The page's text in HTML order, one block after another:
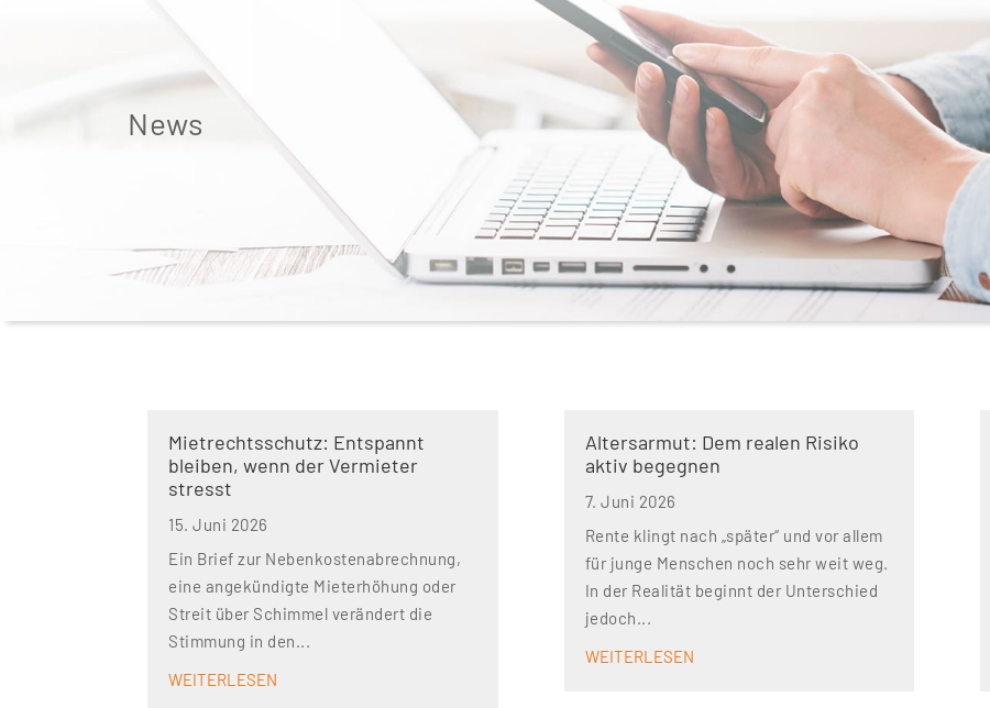
News
Mietrechtsschutz: Entspannt
bleiben, wenn der Vermieter
stresst
15. Juni 2026
Ein Brief zur Nebenkostenabrechnung,
eine angekündigte Mieterhöhung oder
Streit über Schimmel verändert die
Stimmung in den...
WEITERLESEN
Altersarmut: Dem realen Risiko
aktiv begegnen
7. Juni 2026
Rente klingt nach „später“ und vor allem
für junge Menschen noch sehr weit weg.
In der Realität beginnt der Unterschied
jedoch...
WEITERLESEN